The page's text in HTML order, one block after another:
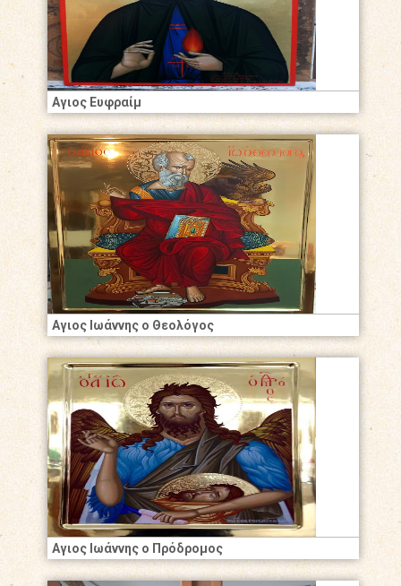
Αγιος Ευφραίμ
Αγιος Ιωάννης ο Θεολόγος
Αγιος Ιωάννης ο Πρόδρομος